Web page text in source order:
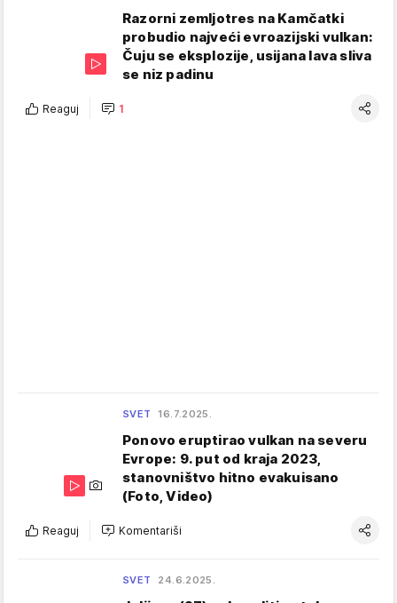
Razorni zemljotres na Kamčatki
probudio najveći evroazijski vulkan:
Čuju se eksplozije, usijana lava sliva
se niz padinu
Reaguj 1
SVET 16.7.2025.
Ponovo eruptirao vulkan na severu
Evrope: 9. put od kraja 2023,
stanovništvo hitno evakuisano
(Foto, Video)
Reaguj Komentariši
SVET 24.6.2025.